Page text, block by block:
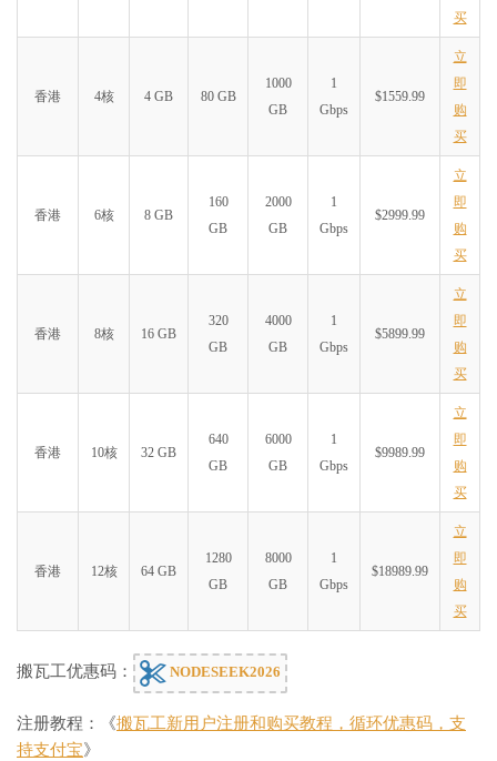
买
香港 4核 4 GB 80 GB
1000
GB
1
Gbps
$1559.99
立
即
购
买
香港 6核 8 GB
160
GB
2000
GB
1
Gbps
$2999.99
立
即
购
买
香港 8核 16 GB
320
GB
4000
GB
1
Gbps
$5899.99
立
即
购
买
香港 10核 32 GB
640
GB
6000
GB
1
Gbps
$9989.99
立
即
购
买
香港 12核 64 GB
1280
GB
8000
GB
1
Gbps
$18989.99
立
即
购
买
搬瓦工优惠码： NODESEEK2026
注册教程：《搬瓦工新用户注册和购买教程，循环优惠码，支
持支付宝》